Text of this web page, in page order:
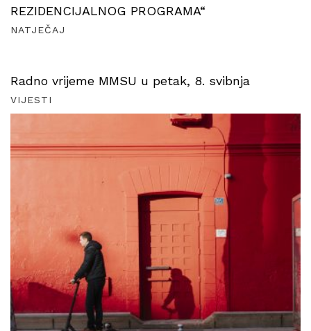
REZIDENCIJALNOG PROGRAMA“
NATJEČAJ
Radno vrijeme MMSU u petak, 8. svibnja
VIJESTI